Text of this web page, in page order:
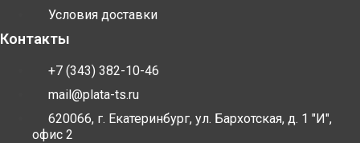
Условия доставки
Контакты
+7 (343) 382-10-46
mail@plata-ts.ru
620066, г. Екатеринбург, ул. Бархотская, д. 1 "И",
офис 2